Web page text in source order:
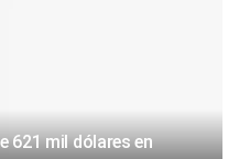
621 mil dólares en